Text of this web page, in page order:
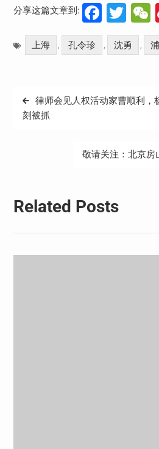
分享这篇文章到:
上海 , 孔令珍 , 沈勇 ,
文
章
律师会见人权活动家曹顺利，
刻被抓
敬请关注：北京房
Related Posts